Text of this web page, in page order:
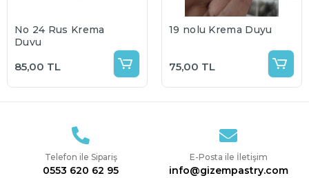
No 24 Rus Krema
Duyu
85,00 TL
19 nolu Krema Duyu
75,00 TL
Telefon ile Sipariş
0553 620 62 95
E-Posta ile İletişim
info@gizempastry.com